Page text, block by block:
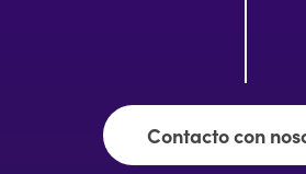
Contacto con